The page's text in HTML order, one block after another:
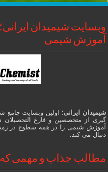
وبسایت شیمیدان
آموزش شیمی
شیمیدان ایرانی؛ اولین وبسایت جامع
گیری از متخصصین و فارغ
آموزش شیمی را در همه سطوح در
دنبال می کند.
مطالب جذاب و مهمی که